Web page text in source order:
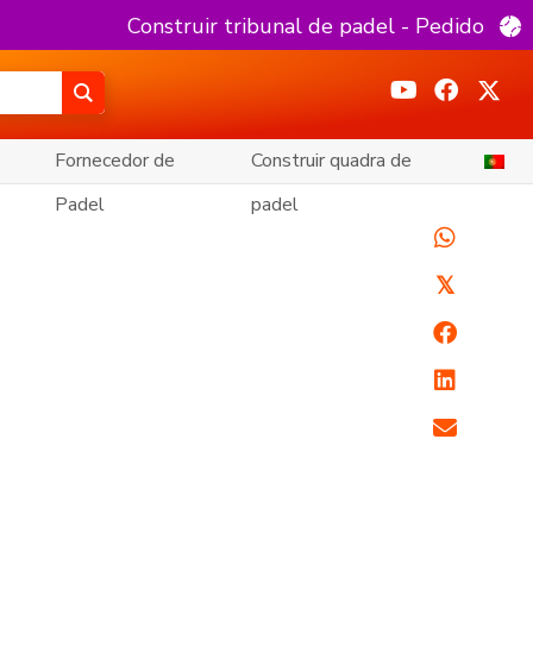
Construir tribunal de padel - Pedido
Fornecedor de
Padel
Construir quadra de
padel
𝕏